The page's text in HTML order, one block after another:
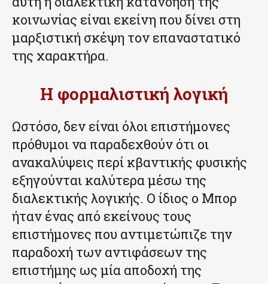
κοινωνίας είναι εκείνη που δίνει στη
μαρξιστική σκέψη τον επαναστατικό
της χαρακτήρα.
Η φορμαλιστική λογική
Ωστόσο, δεν είναι όλοι επιστήμονες
πρόθυμοι να παραδεχθούν ότι οι
ανακαλύψεις περί κβαντικής φυσικής
εξηγούνται καλύτερα μέσω της
διαλεκτικής λογικής. Ο ίδιος ο Μπορ
ήταν ένας από εκείνους τους
επιστήμονες που αντιμετώπιζε την
παραδοχή των αντιφάσεων της
επιστήμης ως μία αποδοχή της